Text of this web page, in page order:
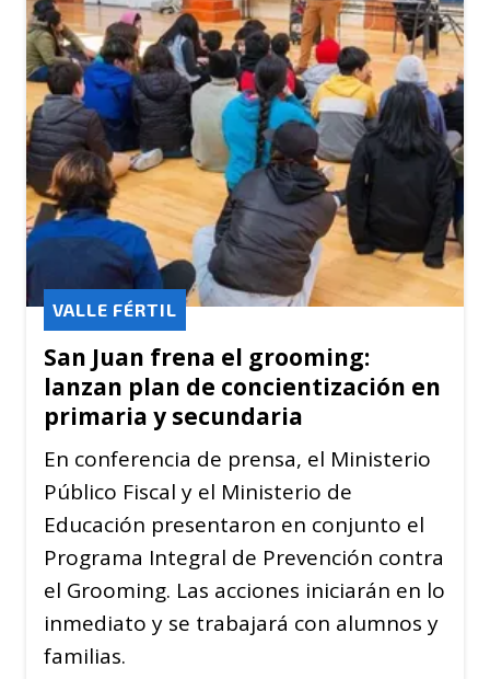
San Juan frena el grooming:
lanzan plan de concientización en
primaria y secundaria
VALLE FÉRTIL
En conferencia de prensa, el Ministerio
Público Fiscal y el Ministerio de
Educación presentaron en conjunto el
Programa Integral de Prevención contra
el Grooming. Las acciones iniciarán en lo
inmediato y se trabajará con alumnos y
familias.